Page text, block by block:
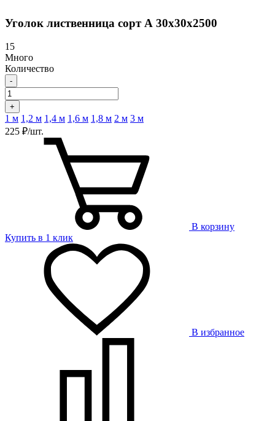
Уголок лиственница сорт А 30х30х2500
15
Много
Количество
-
+
1 м 1,2 м 1,4 м 1,6 м 1,8 м 2 м 3 м
225 ₽/шт.
В корзину
Купить в 1 клик
В избранное